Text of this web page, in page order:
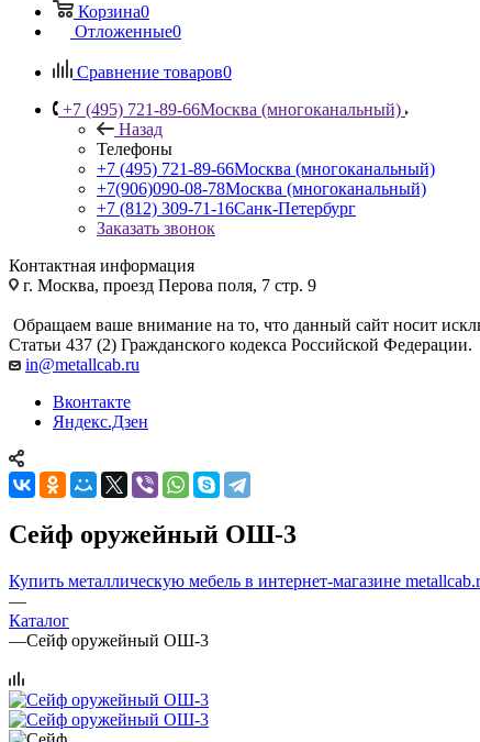
Корзина0
Отложенные0
Сравнение товаров0
+7 (495) 721-89-66Москва (многоканальный)
Назад
Телефоны
+7 (495) 721-89-66Москва (многоканальный)
+7(906)090-08-78Москва (многоканальный)
+7 (812) 309-71-16Санк-Петербург
Заказать звонок
Контактная информация
г. Москва, проезд Перова поля, 7 стр. 9
Обращаем ваше внимание на то, что данный сайт носит
Статьи 437 (2) Гражданского кодекса Российской Федерации.
in@metallcab.ru
Вконтакте
Яндекс.Дзен
Сейф оружейный ОШ-3
Купить металлическую мебель в интернет-магазине
—
Каталог
—Сейф оружейный ОШ-3